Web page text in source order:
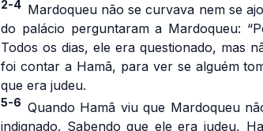
2-4 Mardoqueu não se curvava nem se
do palácio perguntaram a Mardoqueu:
Todos os dias, ele era questionado, mas
foi contar a Hamã, para ver se alguém
que era judeu.
5-6 Quando Hamã viu que Mardoqueu
indignado. Sabendo que ele era judeu,